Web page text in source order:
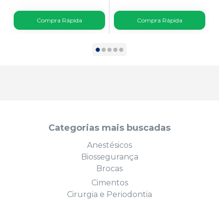
Compra Rápida Compra Rápida
Categorias mais buscadas
Anestésicos
Biossegurança
Brocas
Cimentos
Cirurgia e Periodontia